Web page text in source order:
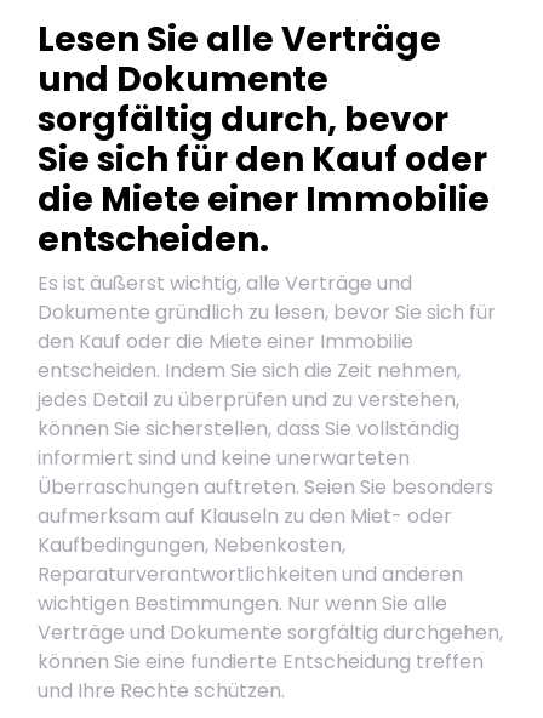
Lesen Sie alle Verträge
und Dokumente
sorgfältig durch, bevor
Sie sich für den Kauf oder
die Miete einer Immobilie
entscheiden.
Es ist äußerst wichtig, alle Verträge und
Dokumente gründlich zu lesen, bevor Sie sich für
den Kauf oder die Miete einer Immobilie
entscheiden. Indem Sie sich die Zeit nehmen,
jedes Detail zu überprüfen und zu verstehen,
können Sie sicherstellen, dass Sie vollständig
informiert sind und keine unerwarteten
Überraschungen auftreten. Seien Sie besonders
aufmerksam auf Klauseln zu den Miet- oder
Kaufbedingungen, Nebenkosten,
Reparaturverantwortlichkeiten und anderen
wichtigen Bestimmungen. Nur wenn Sie alle
Verträge und Dokumente sorgfältig durchgehen,
können Sie eine fundierte Entscheidung treffen
und Ihre Rechte schützen.